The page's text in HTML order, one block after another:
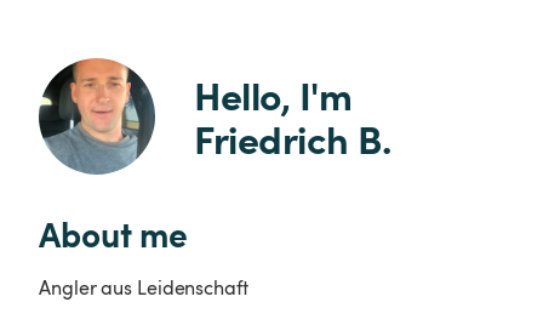
Hello, I'm
Friedrich B.
About me
Angler aus Leidenschaft